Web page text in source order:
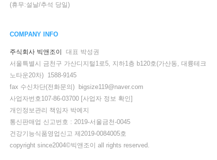
(휴무:설날/추석 당일)
COMPANY INFO
주식회사 빅앤조이
대표 박성권
서울특별시 금천구 가산디지털1로5, 지하1층 b120호(가산동, 대륭테크
노타운20차) 1588-9145
fax 수신차단(전화문의) bigsize119@naver.com
사업자번호107-86-03700 [사업자 정보 확인]
개인정보관리 책임자 박예지
통신판매업 신고번호 : 2019-서울금천-0045
건강기능식품영업신고 제2019-0084005호
copyright since2004©빅앤조이 all rights reserved.